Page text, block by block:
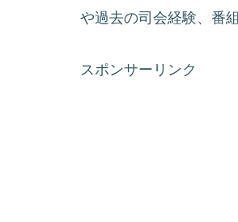
や過去の司会経験、番
スポンサーリンク